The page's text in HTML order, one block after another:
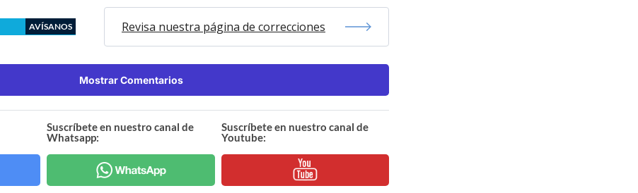
AVÍSANOS Revisa nuestra página de correcciones
Mostrar Comentarios
Suscríbete en nuestro canal de
Whatsapp:
Suscríbete en nuestro canal de
Youtube: